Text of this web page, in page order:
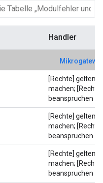
Handler
[Rechte] geltend
machen; [Rechte]
beanspruchen
[Rechte] geltend
machen; [Rechte]
beanspruchen
[Rechte] geltend
machen; [Rechte]
beanspruchen